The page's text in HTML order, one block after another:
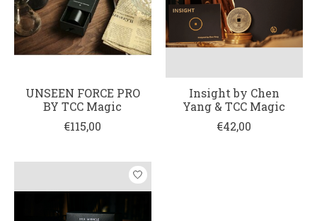
UNSEEN FORCE PRO
BY TCC Magic
€115,00
Insight by Chen
Yang & TCC Magic
€42,00